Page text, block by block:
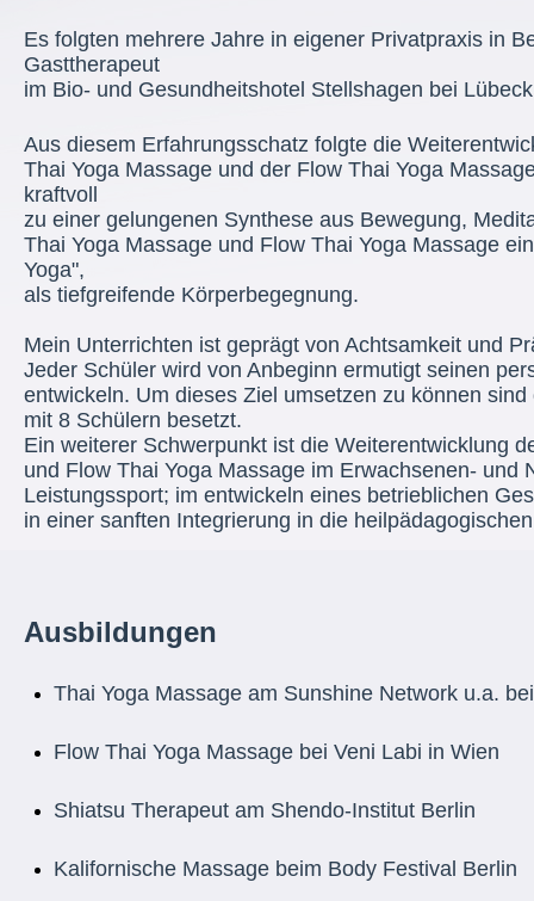
Es folgten mehrere Jahre in eigener Privatpraxis in
Gasttherapeut
im Bio- und Gesundheitshotel Stellshagen bei
Aus diesem Erfahrungsschatz folgte die
Thai Yoga Massage und der Flow Thai Yoga
kraftvoll
zu einer gelungenen Synthese aus Bewegung,
Thai Yoga Massage und Flow Thai Yoga Massage
Yoga",
als tiefgreifende Körperbegegnung.
Mein Unterrichten ist geprägt von Achtsamkeit und
Jeder Schüler wird von Anbeginn ermutigt seinen
entwickeln. Um dieses Ziel umsetzen zu können
mit 8 Schülern besetzt.
Ein weiterer Schwerpunkt ist die Weiterentwicklung
und Flow Thai Yoga Massage im Erwachsenen- und
Leistungssport; im entwickeln eines betrieblichen
in einer sanften Integrierung in die
Ausbildungen
Thai Yoga Massage am Sunshine Network u.a.
Flow Thai Yoga Massage bei Veni Labi in Wien
Shiatsu Therapeut am Shendo-Institut Berlin
Kalifornische Massage beim Body Festival Berlin